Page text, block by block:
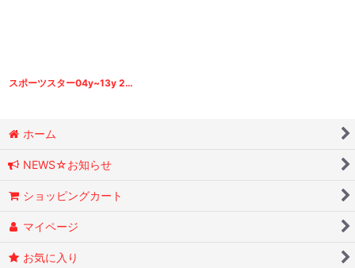
スポーツスター04y~13y 27Rブレーキパッド リア専用
ホーム
NEWS☆お知らせ
ショッピングカート
マイページ
お気に入り